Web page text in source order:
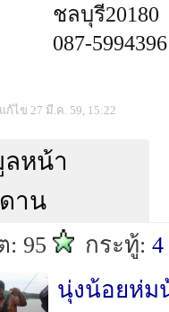
ชลบุรี20180
087-5994396
แก้ไข 27 มี.ค. 59, 15:22
หน้า
าน
: 95 กระทู้:4
นุ่งน้อยห่ม